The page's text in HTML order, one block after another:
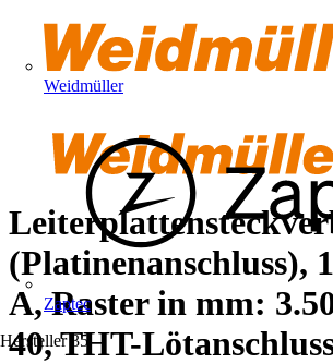
Weidmüller
Zaptec
Hersteller 35
(Platinenanschluss),
A, Raster in mm:
40, THT-